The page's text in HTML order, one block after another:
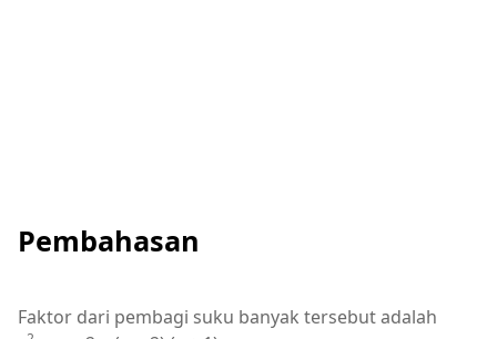
Pembahasan
Faktor dari pembagi suku banyak tersebut adalah